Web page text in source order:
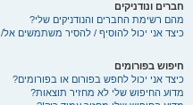
חברים ונודניקים
מהם רשימת החברים והנודניקים שלי?
כיצד אני יכול להוסיף / להסיר משתמשים
חיפוש בפורומים
כיצד אני יכול לחפש בפורום או בפורומים?
מדוע החיפוש שלי לא מחזיר תוצאות?